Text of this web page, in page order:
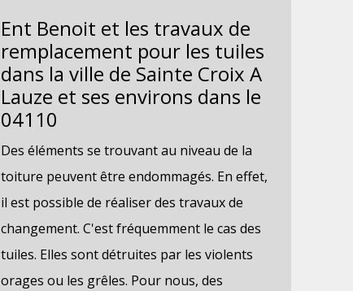
Ent Benoit et les travaux de
remplacement pour les tuiles
dans la ville de Sainte Croix A
Lauze et ses environs dans le
04110
Des éléments se trouvant au niveau de la
toiture peuvent être endommagés. En effet,
il est possible de réaliser des travaux de
changement. C'est fréquemment le cas des
tuiles. Elles sont détruites par les violents
orages ou les grêles. Pour nous, des